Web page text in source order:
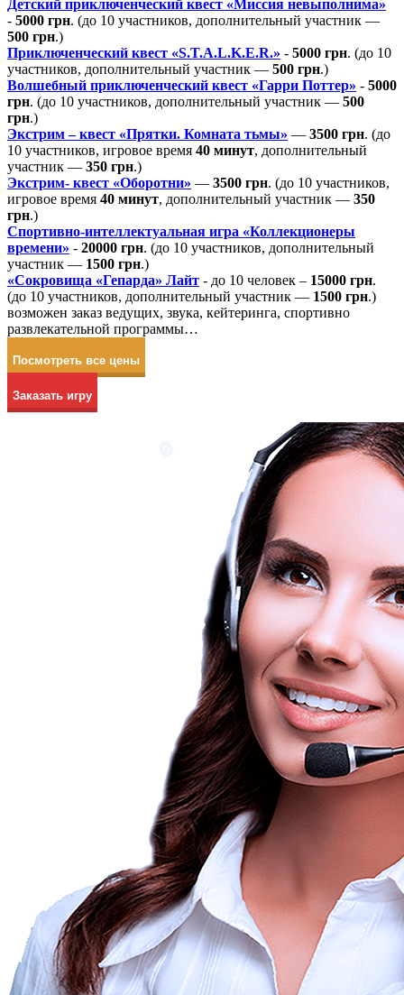
Детский приключенческий квест «Миссия невыполнима»
- 5000 грн. (до 10 участников, дополнительный участник —
500 грн.)
Приключенческий квест «S.T.A.L.K.E.R.» - 5000 грн. (до 10
участников, дополнительный участник — 500 грн.)
Волшебный приключенческий квест «Гарри Поттер» - 5000
грн. (до 10 участников, дополнительный участник — 500
грн.)
Экстрим – квест «Прятки. Комната тьмы» — 3500 грн. (до
10 участников, игровое время 40 минут, дополнительный
участник — 350 грн.)
Экстрим- квест «Оборотни» — 3500 грн. (до 10 участников,
игровое время 40 минут, дополнительный участник — 350
грн.)
Спортивно-интеллектуальная игра «Коллекционеры
времени» - 20000 грн. (до 10 участников, дополнительный
участник — 1500 грн.)
«Сокровища «Гепарда» Лайт - до 10 человек – 15000 грн.
(до 10 участников, дополнительный участник — 1500 грн.)
возможен заказ ведущих, звука, кейтеринга, спортивно
развлекательной программы…
Посмотреть все цены
Заказать игру